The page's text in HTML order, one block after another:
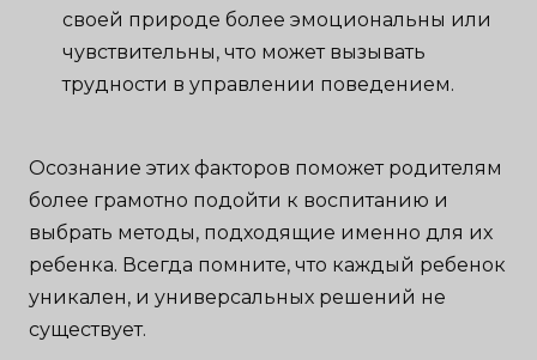
своей природе более эмоциональны или
чувствительны, что может вызывать
трудности в управлении поведением.
Осознание этих факторов поможет родителям
более грамотно подойти к воспитанию и
выбрать методы, подходящие именно для их
ребенка. Всегда помните, что каждый ребенок
уникален, и универсальных решений не
существует.